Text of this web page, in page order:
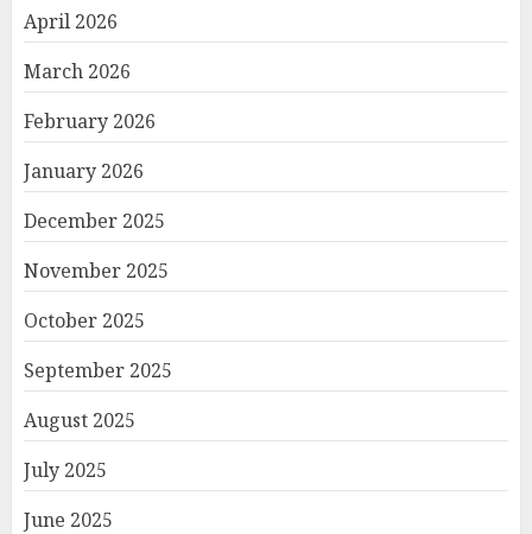
April 2026
March 2026
February 2026
January 2026
December 2025
November 2025
October 2025
September 2025
August 2025
July 2025
June 2025